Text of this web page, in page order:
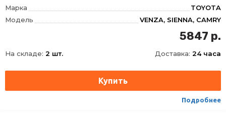
Марка
TOYOTA
Модель
VENZA, SIENNA, CAMRY
2013-, 2006-
Сталь
Объем двигателя
2.7
5847 р.
На складе: 2 шт. Доставка: 24 часа
Подробнее